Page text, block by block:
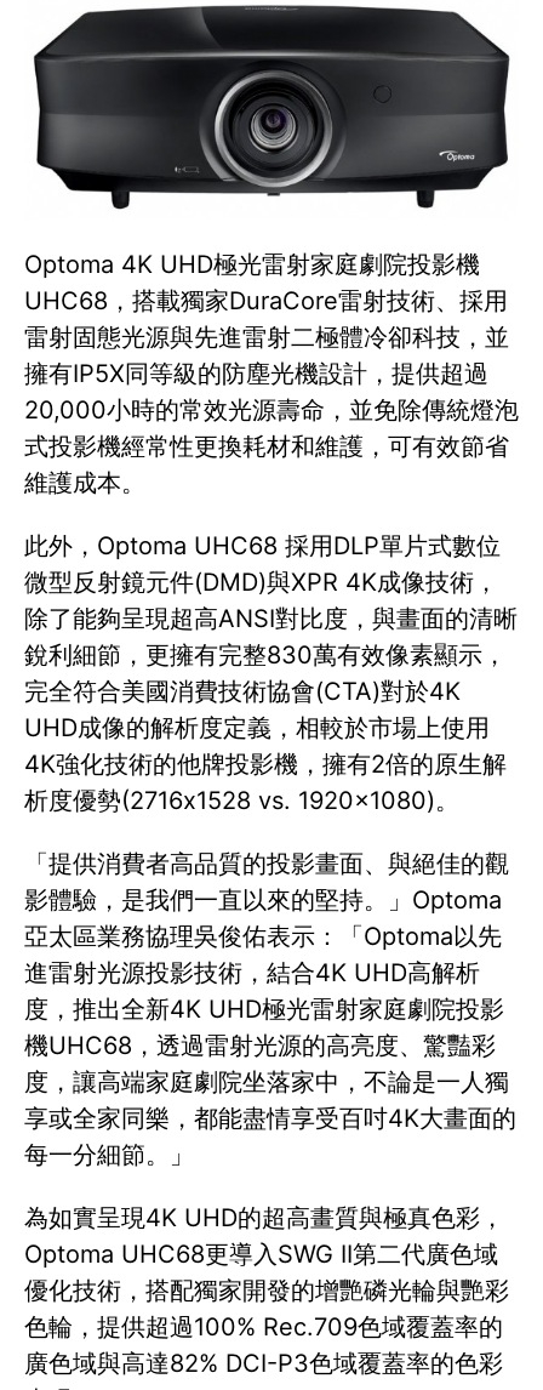
Optoma 4K UHD極光雷射家庭劇院投影機
UHC68，搭載獨家DuraCore雷射技術、採用
雷射固態光源與先進雷射二極體冷卻科技，並
擁有IP5X同等級的防塵光機設計，提供超過
20,000小時的常效光源壽命，並免除傳統燈泡
式投影機經常性更換耗材和維護，可有效節省
維護成本。
此外，Optoma UHC68 採用DLP單片式數位
微型反射鏡元件(DMD)與XPR 4K成像技術，
除了能夠呈現超高ANSI對比度，與畫面的清晰
銳利細節，更擁有完整830萬有效像素顯示，
完全符合美國消費技術協會(CTA)對於4K
UHD成像的解析度定義，相較於市場上使用
4K強化技術的他牌投影機，擁有2倍的原生解
析度優勢(2716x1528 vs. 1920x1080)。
「提供消費者高品質的投影畫面、與絕佳的觀
影體驗，是我們一直以來的堅持。」Optoma
亞太區業務協理吳俊佑表示：「Optoma以先
進雷射光源投影技術，結合4K UHD高解析
度，推出全新4K UHD極光雷射家庭劇院投影
機UHC68，透過雷射光源的高亮度、驚豔彩
度，讓高端家庭劇院坐落家中，不論是一人獨
享或全家同樂，都能盡情享受百吋4K大畫面的
每一分細節。」
為如實呈現4K UHD的超高畫質與極真色彩，
Optoma UHC68更導入SWG II第二代廣色域
優化技術，搭配獨家開發的增艷磷光輪與艷彩
色輪，提供超過100% Rec.709色域覆蓋率的
廣色域與高達82% DCI-P3色域覆蓋率的色彩